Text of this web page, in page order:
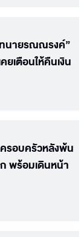
นายรณณรงค์”
ยเตือนให้คืนเงิน
รอบครัวหลังพ้น
ก พร้อมเดินหน้า